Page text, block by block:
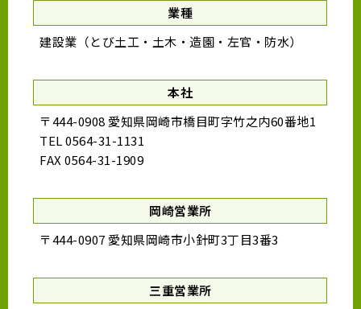
業種
建設業（とび土工・土木・造園・左官・防水）
本社
〒444-0908 愛知県岡崎市橋目町字竹之内60番地1
TEL 0564-31-1131
FAX 0564-31-1909
岡崎営業所
〒444-0907 愛知県岡崎市小針町3丁目3番3
三重営業所